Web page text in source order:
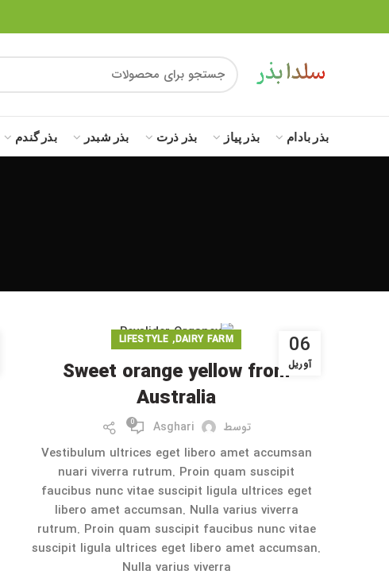
بذر بادام بذر پیاز بذر ذرت بذر شبدر بذر گندم
06
آوریل
DAIRY FARM
,
LIFESTYLE
Sweet orange yellow from
Australia
توسط Asghari
0
Vestibulum ultrices eget libero amet accumsan
nuari viverra rutrum. Proin quam suscipit
faucibus nunc vitae suscipit ligula ultrices eget
libero amet accumsan. Nulla varius viverra
rutrum. Proin quam suscipit faucibus nunc vitae
suscipit ligula ultrices eget libero amet accumsan.
Nulla varius viverra